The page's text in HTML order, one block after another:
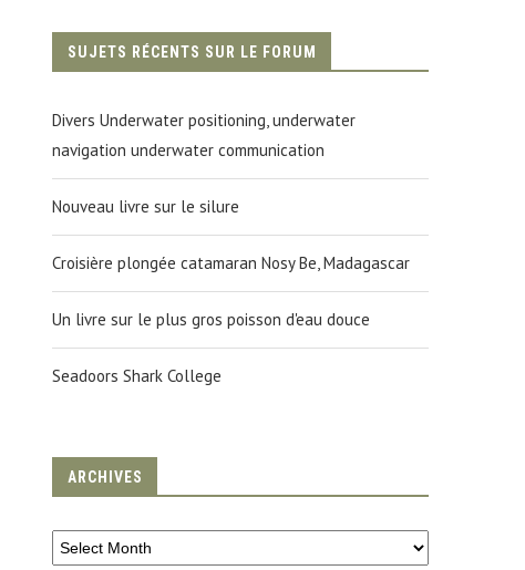
ILE DE LA RÉUNION PRÉSENTE AU
SUJETS RÉCENTS SUR LE FORUM
Divers Underwater positioning, underwater
navigation underwater communication
Nouveau livre sur le silure
Croisière plongée catamaran Nosy Be, Madagascar
Un livre sur le plus gros poisson d'eau douce
Seadoors Shark College
ARCHIVES